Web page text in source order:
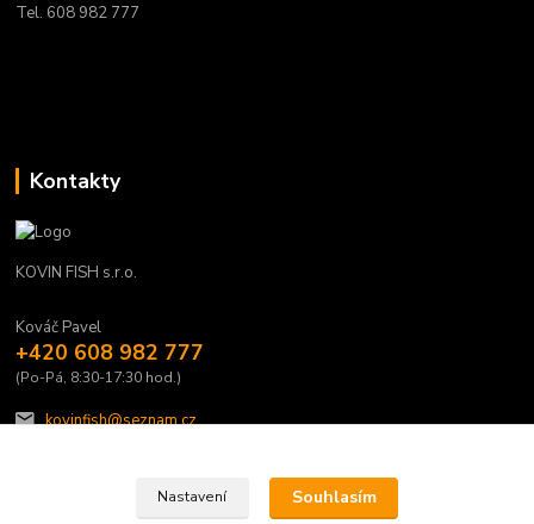
Tel. 608 982 777
Kontakty
KOVIN FISH s.r.o.
Kováč Pavel
+420 608 982 777
(Po-Pá, 8:30-17:30 hod.)
kovinfish@seznam.cz
Nastavení Souhlasím